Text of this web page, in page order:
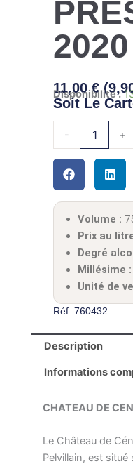
2020
11,00€ (
Soit Le
Disponibilité :
-
quantité de AOP
+
Volume :
Prix au
Degré
Millésime :
Unité de
Réf: 760432
Description
Informations
CHATEAU DE
Le Château de
Pelvillain, est situé